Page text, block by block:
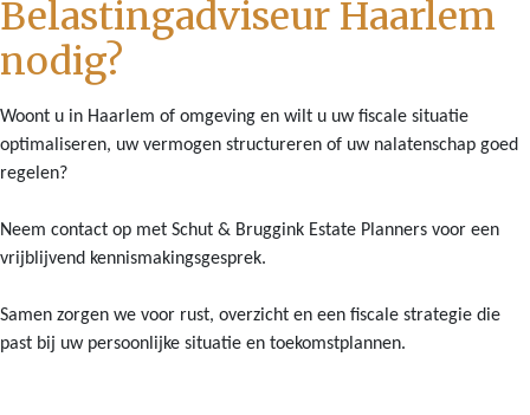
Belastingadviseur Haarlem
nodig?
Woont u in Haarlem of omgeving en wilt u uw fiscale situatie
optimaliseren, uw vermogen structureren of uw nalatenschap goed
regelen?
Neem contact op met Schut & Bruggink Estate Planners voor een
vrijblijvend kennismakingsgesprek.
Samen zorgen we voor rust, overzicht en een fiscale strategie die
past bij uw persoonlijke situatie en toekomstplannen.